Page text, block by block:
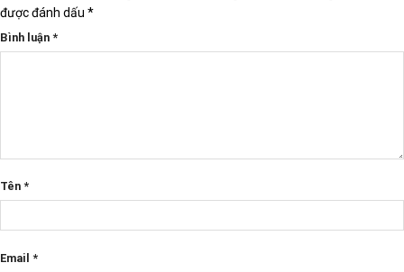
được đánh dấu *
Bình luận *
Tên *
Email *